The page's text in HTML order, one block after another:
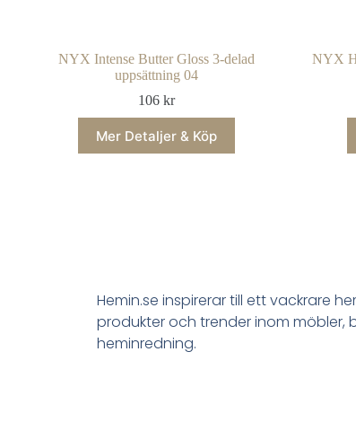
NYX Intense Butter Gloss 3-delad
uppsättning 04
106kr
Mer Detaljer & Köp
NYX
Hemin.se inspirerar till ett vackrare
produkter och trender inom möbler,
heminredning.